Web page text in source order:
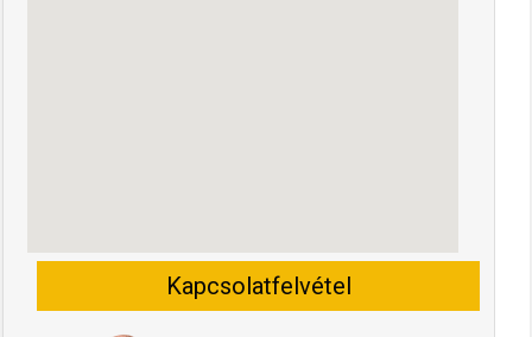
Kapcsolatfelvétel